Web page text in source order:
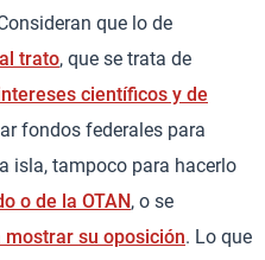
que lo de
trato, que se trata de
científicos y de
fondos federales para
isla, tampoco para hacerlo
o de la OTAN, o se
mostrar su oposición. Lo que